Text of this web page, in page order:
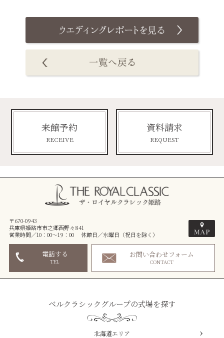
来館予約
RECEIVE
資料請求
REQUEST
〒670-0943
兵庫県姫路市市之郷西野々841
営業時間／10：00～19：00 休館日／水曜日（祝日を除く）
電話する
TEL
お問い合わせフォーム
CONTACT
ベルクラシックグループの式場を探す
北海道エリア